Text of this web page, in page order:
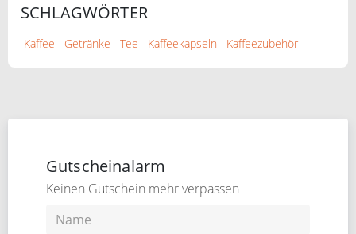
SCHLAGWÖRTER
Kaffee Getränke Tee Kaffeekapseln Kaffeezubehör
Gutscheinalarm
Keinen Gutschein mehr verpassen